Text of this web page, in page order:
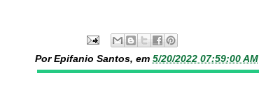
Por Epifanio Santos, em 5/20/2022 07:59:00 AM